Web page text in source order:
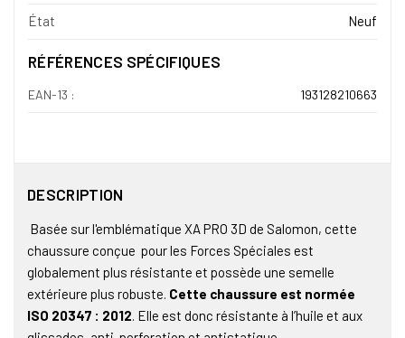
État Neuf
RÉFÉRENCES SPÉCIFIQUES
EAN-13 : 193128210663
DESCRIPTION
Basée sur l'emblématique XA PRO 3D de Salomon, cette
chaussure conçue pour les Forces Spéciales est
globalement plus résistante et possède une semelle
extérieure plus robuste. Cette chaussure est normée
ISO 20347 : 2012. Elle est donc résistante à l’huile et aux